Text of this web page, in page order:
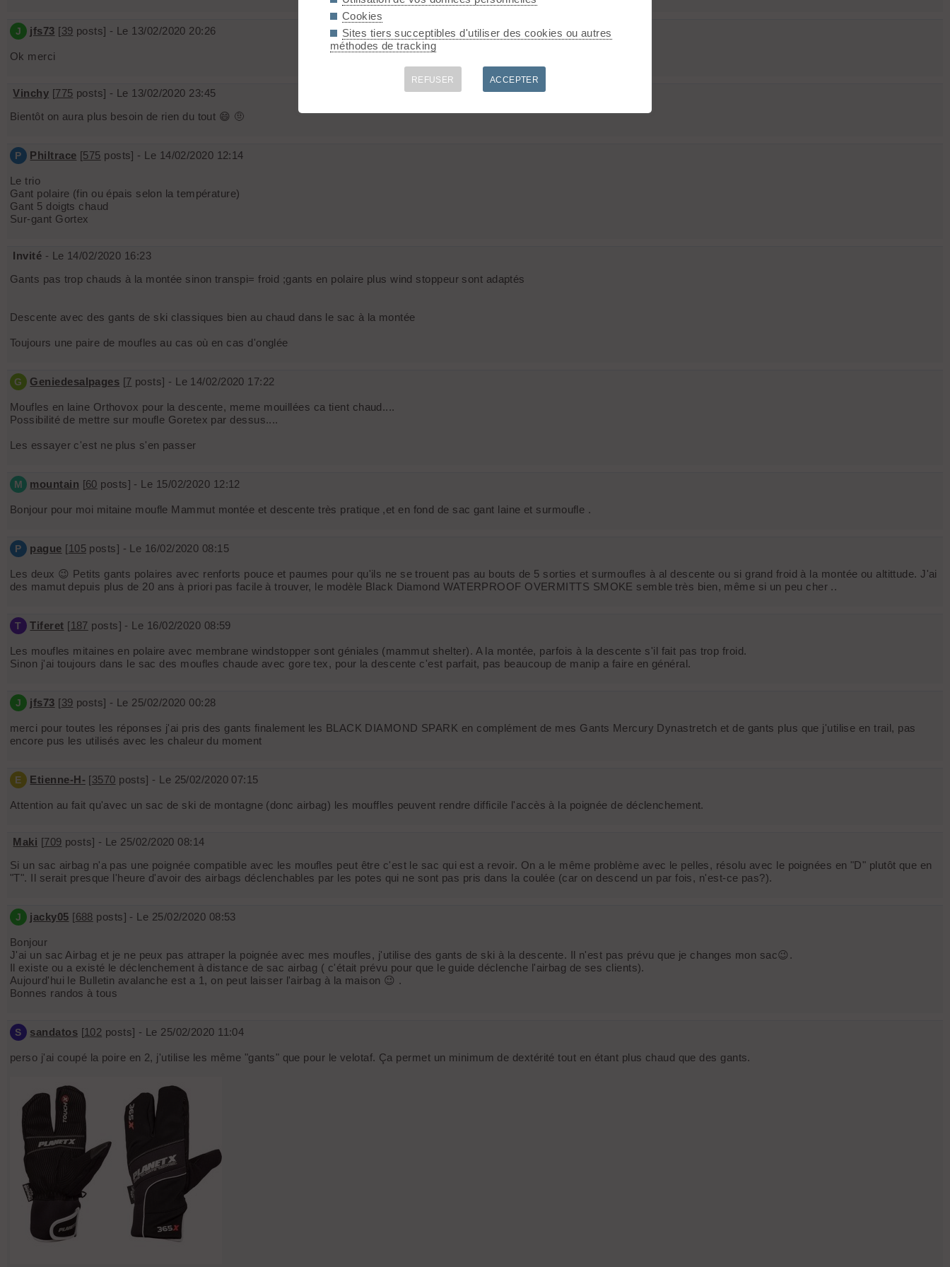
J jfs73 [39 posts] - Le 13/02/2020 20:26
Ok merci
Vinchy [775 posts] - Le 13/02/2020 23:45
Bientôt on aura plus besoin de rien du tout 😄 🤨
P Philtrace [575 posts] - Le 14/02/2020 12:14
Le trio
Gant polaire (fin ou épais selon la température)
Gant 5 doigts chaud
Sur-gant Gortex
Invité - Le 14/02/2020 16:23
Gants pas trop chauds à la montée sinon transpi= froid ;gants en polaire plus wind stoppeur sont adaptés
Descente avec des gants de ski classiques bien au chaud dans le sac à la montée
Toujours une paire de moufles au cas où en cas d'onglée
G Geniedesalpages [7 posts] - Le 14/02/2020 17:22
Moufles en laine Orthovox pour la descente, meme mouillées ca tient chaud....
Possibilité de mettre sur moufle Goretex par dessus....
Les essayer c'est ne plus s'en passer
M mountain [60 posts] - Le 15/02/2020 12:12
Bonjour pour moi mitaine moufle Mammut montée et descente très pratique ,et en fond de sac gant laine et surmoufle .
P pague [105posts] - Le 16/02/2020 08:15
Les deux 😉 Petits gants polaires avec renforts pouce et paumes pour qu'ils ne se trouent pas au bouts de 5 sorties et surmoufles à al descente ou si grand froid à la montée ou altittude. J'ai
des mamut depuis plus de 20 ans à priori pas facile à trouver, le modèle Black Diamond WATERPROOF OVERMITTS SMOKE semble très bien, même si un peu cher ..
T Tiferet [187 posts] - Le 16/02/2020 08:59
Les moufles mitaines en polaire avec membrane windstopper sont géniales (mammut shelter). A la montée, parfois à la descente s'il fait pas trop froid.
Sinon j'ai toujours dans le sac des moufles chaude avec gore tex, pour la descente c'est parfait, pas beaucoup de manip a faire en général.
J jfs73 [39 posts] - Le 25/02/2020 00:28
merci pour toutes les réponses j'ai pris des gants finalement les BLACK DIAMOND SPARK en complément de mes Gants Mercury Dynastretch et de gants plus que j'utilise en trail, pas
encore pus les utilisés avec les chaleur du moment
E Etienne-H- [3570 posts] - Le 25/02/2020 07:15
Attention au fait qu'avec un sac de ski de montagne (donc airbag) les mouffles peuvent rendre difficile l'accès à la poignée de déclenchement.
Maki [709 posts] - Le 25/02/2020 08:14
Si un sac airbag n'a pas une poignée compatible avec les moufles peut être c'est le sac qui est a revoir. On a le même problème avec le pelles, résolu avec le poignées en "D" plutôt que en
"T". Il serait presque l'heure d'avoir des airbags déclenchables par les potes qui ne sont pas pris dans la coulée (car on descend un par fois, n'est-ce pas?).
J jacky05 [688 posts] - Le 25/02/2020 08:53
Bonjour
J'ai un sac Airbag et je ne peux pas attraper la poignée avec mes moufles, j'utilise des gants de ski à la descente. Il n'est pas prévu que je changes mon sac😉.
Il existe ou a existé le déclenchement à distance de sac airbag ( c'était prévu pour que le guide déclenche l'airbag de ses clients).
Aujourd'hui le Bulletin avalanche est a 1, on peut laisser l'airbag à la maison 😉 .
Bonnes randos à tous
S sandatos [102 posts] - Le 25/02/2020 11:04
perso j'ai coupé la poire en 2, j'utilise les même "gants" que pour le velotaf. Ça permet un minimum de dextérité tout en étant plus chaud que des gants.
Cookies
Sites tiers succeptibles d'utiliser des cookies ou autres
méthodes de tracking
REFUSER ACCEPTER